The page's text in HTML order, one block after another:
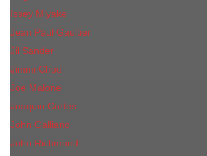
Issey Miyake
Jean Paul Gaultier
Jil Sander
Jimmi Choo
Jое Malоnе
Joaquin Cortes
John Galliano
John Richmond